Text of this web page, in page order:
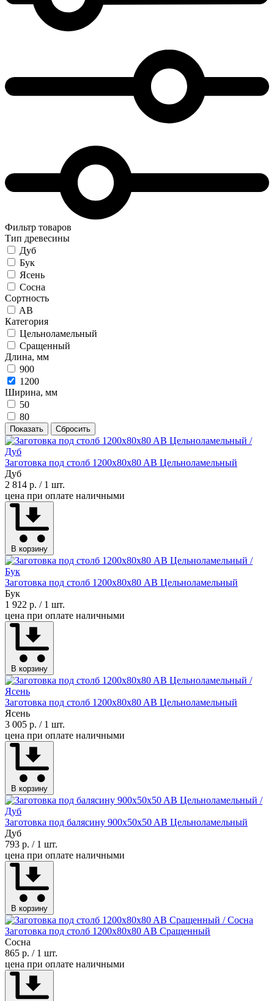
Фильтр товаров
Тип древесины
Дуб
Бук
Ясень
Сосна
Сортность
AB
Категория
Цельноламельный
Сращенный
Длина, мм
900
1200
Ширина, мм
50
80
Показать Сбросить
Заготовка под столб 1200x80x80 AB Цельноламельный
Дуб
2 814 р. / 1 шт.
цена при оплате наличными
В корзину
Заготовка под столб 1200х80х80 АВ Цельноламельный
Бук
1 922 р. / 1 шт.
цена при оплате наличными
В корзину
Заготовка под столб 1200x80x80 AB Цельноламельный
Ясень
3 005 р. / 1 шт.
цена при оплате наличными
В корзину
Заготовка под балясину 900x50x50 AB Цельноламельный
Дуб
793 р. / 1 шт.
цена при оплате наличными
В корзину
Заготовка под столб 1200x80x80 AB Сращенный
Сосна
865 р. / 1 шт.
цена при оплате наличными